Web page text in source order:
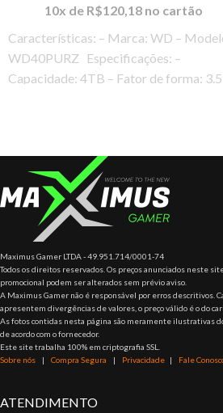
10x de R$120,18 no cartão
Características: – Marca: WD –
WD40PURZ Especificações: –
Capacidade: 4TB – Fator de forma: 3.5
Maximus Gamer LTDA - 49.951.714/0001-74
Todos os direitos reservados. Os preços anunciados neste
promocional podem ser alterados sem prévio aviso.
A Maximus Gamer não é responsável por erros descritivos.
apresentem divergências de valores, o preço válido é o do
As fotos contidas nesta página são meramente ilustrativas
de acordo com o fornecedor.
Este site trabalha 100% em criptografia SSL.
Sobre nós | Compra Segura | Privacidade | Fale
ATENDIMENTO